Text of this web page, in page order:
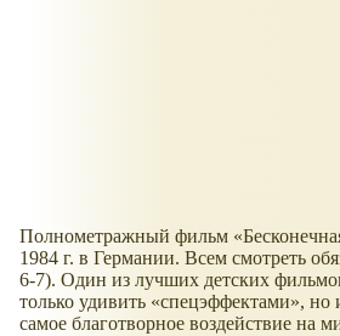
Полнометражный фильм
1984 г. в Германии. Всем смотреть
6-7). Один из лучших детских
только удивить
спецэффектами , но
самое благотворное воздействие на